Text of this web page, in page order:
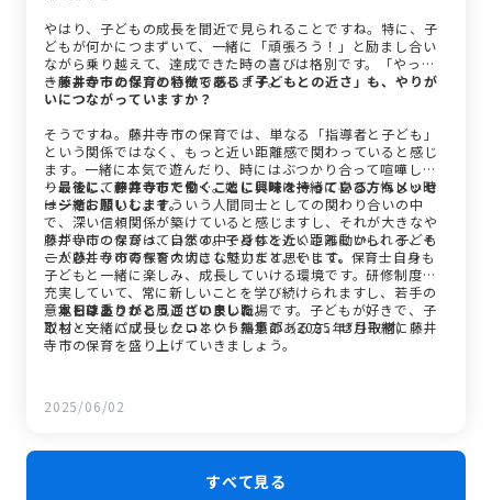
やはり、子どもの成長を間近で見られることですね。特に、子
どもが何かにつまずいて、一緒に「頑張ろう！」と励まし合い
ながら乗り越えて、達成できた時の喜びは格別です。「やって
きてよかったな」と心から感じます。
―藤井寺市の保育の特徴である「子どもとの近さ」も、やりが
いにつながっていますか？
そうですね。藤井寺市の保育では、単なる「指導者と子ども」
という関係ではなく、もっと近い距離感で関わっていると感じ
ます。一緒に本気で遊んだり、時にはぶつかり合って喧嘩した
り、そして仲直りしたり…。嬉しい時は一緒に喜び、悔しい時
は一緒に悲しむ。そういう人間同士としての関わり合いの中
で、深い信頼関係が築けていると感じますし、それが大きなや
りがいにつながっています。子どもと近い距離にいられる、そ
こが藤井寺市の保育の大きな魅力だと思います。
―最後に、藤井寺市で働くことに興味を持っている方へメッセ
ージをお願いします。
藤井寺市の保育は、自然の中で身体をたくさん動かし、子ども
一人ひとりの育ちを大切にしています。そして、保育士自身も
子どもと一緒に楽しみ、成長していける環境です。研修制度も
充実していて、常に新しいことを学び続けられますし、若手の
意見も尊重される風通しの良い職場です。子どもが好きで、子
どもと一緒に成長したいという熱意のある方、ぜひ一緒に藤井
寺市の保育を盛り上げていきましょう。
―本日はありがとうございました。
取材・文：パブリックコネクト編集部（2025年3月取材）
2025/06/02
すべて見る